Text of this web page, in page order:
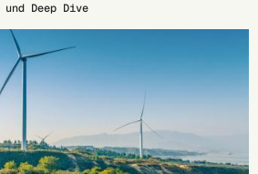
Deep Dive